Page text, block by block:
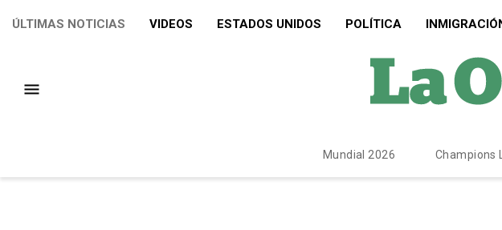
ÚLTIMAS NOTICIAS VIDEOS ESTADOS UNIDOS POLÍTICA
Mundial 2026 Champions